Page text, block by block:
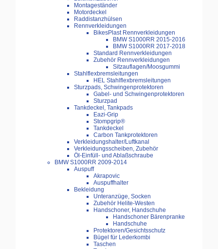
Montageständer
Motordeckel
Raddistanzhülsen
Rennverkleidungen
BikesPlast Rennverkleidungen
BMW S1000RR 2015-2016
BMW S1000RR 2017-2018
Standard Rennverkleidungen
Zubehör Rennverkleidungen
Sitzauflagen/Moosgummi
Stahlflexbremsleitungen
HEL Stahlflexbremsleitungen
Sturzpads, Schwingenprotektoren
Gabel- und Schwingenprotektoren
Sturzpad
Tankdeckel, Tankpads
Eazi-Grip
Stompgrip®
Tankdeckel
Carbon Tankprotektoren
Verkleidungshalter/Luftkanal
Verkleidungsscheiben, Zubehör
Öl-Einfüll- und Ablaßschraube
BMW S1000RR 2009-2014
Auspuff
Akrapovic
Auspuffhalter
Bekleidung
Unteranzüge, Socken
Zubehör Helite-Westen
Handschoner, Handschuhe
Handschoner Bärenpranke
Handschuhe
Protektoren/Gesichtsschutz
Bügel für Lederkombi
Taschen